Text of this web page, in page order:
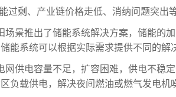
剩、产业链价格走低、消纳问题突出
景推出了储能系统解决方案，储能的
系统可以根据实际需求提供不同的解
供电容量不足，扩容困难，供电不稳
载供电，解决夜间燃油或燃气发电机